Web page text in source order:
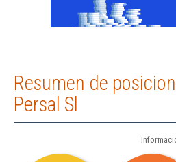
Resumen de
Persal Sl